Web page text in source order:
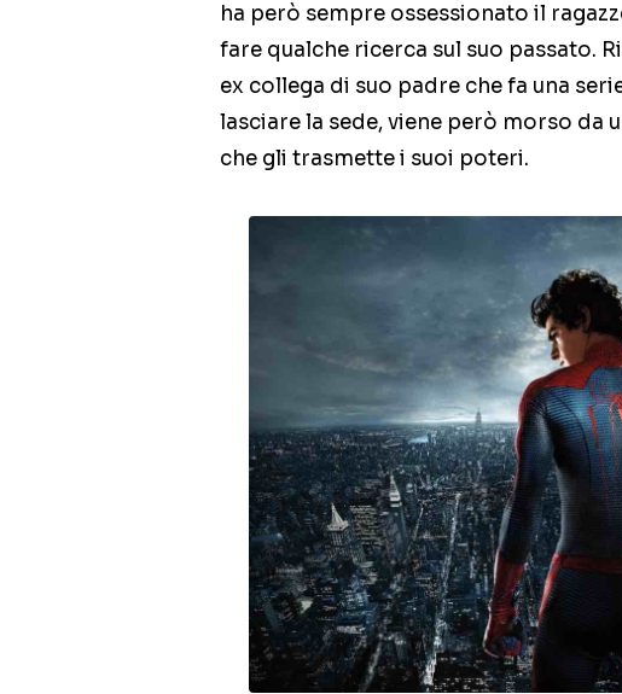
ha però sempre ossessionato il
fare qualche ricerca sul suo passato.
ex collega di suo padre che fa una
lasciare la sede, viene però morso
che gli trasmette i suoi poteri.